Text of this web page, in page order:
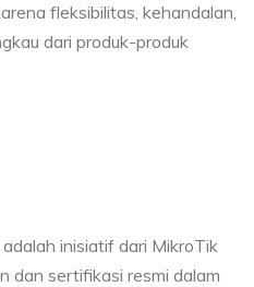
fleksibilitas, kehandalan,
dari produk-produk
inisiatif dari MikroTik
dan sertifikasi resmi dalam